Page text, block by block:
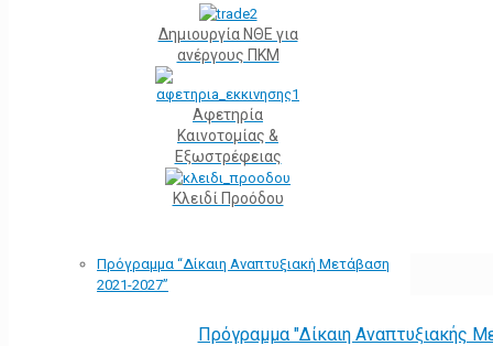
Δημιουργία ΝΘΕ για
ανέργους ΠΚΜ
Αφετηρία
Kαινοτομίας &
Εξωστρέφειας
Κλειδί Προόδου
Πρόγραμμα “Δίκαιη Αναπτυξιακή Μετάβαση
2021-2027”
Πρόγραμμα "Δίκαιη Αναπτυξιακής